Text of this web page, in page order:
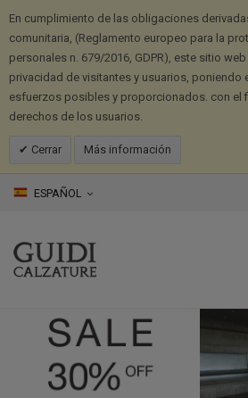
En cumplimiento de las obligaciones
comunitaria, (Reglamento europeo para la
personales n. 679/2016, GDPR), este sitio
privacidad de visitantes y usuarios, poniendo
esfuerzos posibles y proporcionados. con el
derechos de los usuarios.
Cerrar Más información
ESPAÑOL